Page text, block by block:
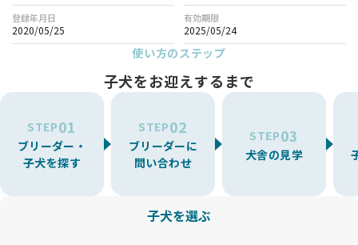
登録年月日
2020/05/25
有効期限
2025/05/24
使い方のステップ
子犬をお迎えするまで
STEP01
ブリーダー・
子犬を探す
STEP02
ブリーダーに
問い合わせ
STEP03
犬舎の見学
子犬を選ぶ